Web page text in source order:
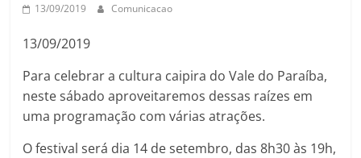
13/09/2019 Comunicacao
13/09/2019
Para celebrar a cultura caipira do Vale do Paraíba,
neste sábado aproveitaremos dessas raízes em
uma programação com várias atrações.
O festival será dia 14 de setembro, das 8h30 às 19h,